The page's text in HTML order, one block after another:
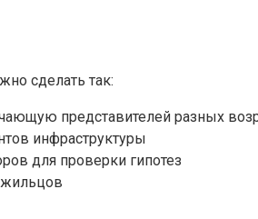
сделать так:
представителей разных
инфраструктуры
для проверки гипотез
жильцов